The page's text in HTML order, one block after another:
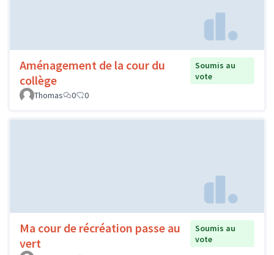
Aménagement de la cour du
collège
Soumis au
vote
Thomas
0 0
Ma cour de récréation passe au
vert
Soumis au
vote